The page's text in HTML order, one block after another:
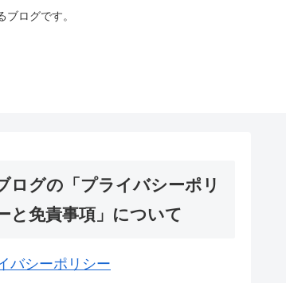
ログです。
ログの「プライバシーポリ
と免責事項」について
バシーポリシー